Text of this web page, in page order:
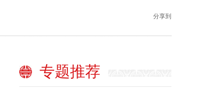
分享到
专题推荐